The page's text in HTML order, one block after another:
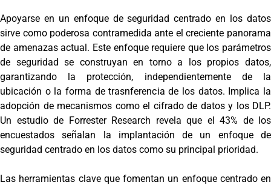
Apoyarse en un enfoque de seguridad centrado en los datos
sirve como poderosa contramedida ante el creciente panorama
de amenazas actual. Este enfoque requiere que los parámetros
de seguridad se construyan en torno a los propios datos,
garantizando la protección, independientemente de la
ubicación o la forma de trasnferencia de los datos. Implica la
adopción de mecanismos como el cifrado de datos y los DLP.
Un estudio de Forrester Research revela que el 43% de los
encuestados señalan la implantación de un enfoque de
seguridad centrado en los datos como su principal prioridad.
Las herramientas clave que fomentan un enfoque centrado en